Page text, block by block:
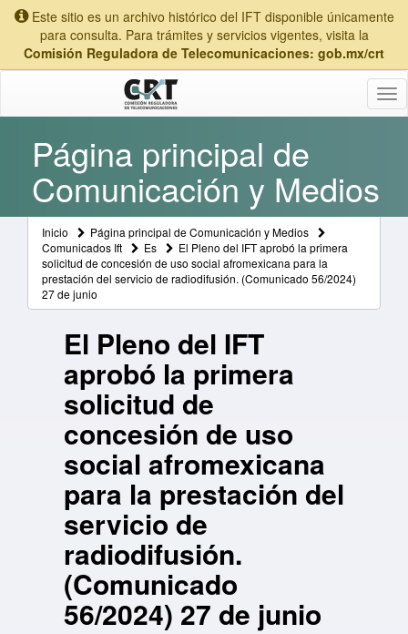
Este sitio es un archivo histórico del IFT disponible únicamente
para consulta. Para trámites y servicios vigentes, visita la
Comisión Reguladora de Telecomunicaciones: gob.mx/crt
Página principal de
Comunicación y Medios
Inicio
Página principal de Comunicación y Medios
Comunicados Ift
Es
El Pleno del IFT aprobó la primera
solicitud de concesión de uso social afromexicana para la
prestación del servicio de radiodifusión. (Comunicado 56/2024)
27 de junio
El Pleno del IFT
aprobó la primera
solicitud de
concesión de uso
social afromexicana
para la prestación del
servicio de
radiodifusión.
(Comunicado
56/2024) 27 de junio